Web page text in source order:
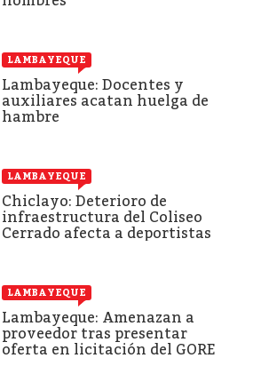
LAMBAYEQUE
Lambayeque: Docentes y
auxiliares acatan huelga de
hambre
LAMBAYEQUE
Chiclayo: Deterioro de
infraestructura del Coliseo
Cerrado afecta a deportistas
LAMBAYEQUE
Lambayeque: Amenazan a
proveedor tras presentar
oferta en licitación del GORE